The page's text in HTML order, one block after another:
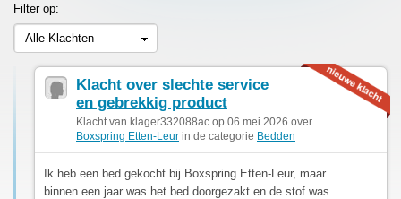
Filter op:
Alle Klachten
Klacht over slechte service
en gebrekkig product
Klacht van klager332088ac op 06 mei 2026 over
Boxspring Etten-Leur in de categorie Bedden
Ik heb een bed gekocht bij Boxspring Etten-Leur, maar
binnen een jaar was het bed doorgezakt en de stof was